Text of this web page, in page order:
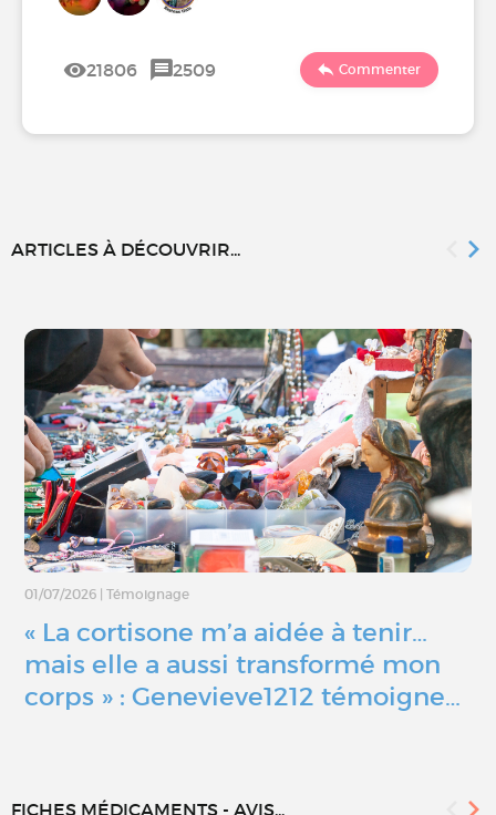
21806 2509 Commenter
ARTICLES À DÉCOUVRIR...
01/07/2026 | Témoignage
« La cortisone m’a aidée à tenir…
mais elle a aussi transformé mon
corps » : Genevieve1212 témoigne…
FICHES MÉDICAMENTS - AVIS...